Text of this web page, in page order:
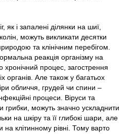
як і запалені ділянки на шиї,
можуть викликати десятки
та клінічним перебігом.
реакція організму на
хронічний процес, загострення
органів. Але також у багатьох
обличчя, грудей чи спини –
процеси. Віруси та
грибки, можуть значно ускладнити
на шкіру та її глибокі шари, але
на клітинному рівні. Тому варто